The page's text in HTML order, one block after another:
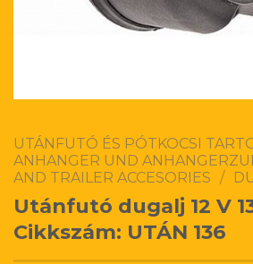
UTÁNFUTÓ ÉS PÓTKOCSI
ANHANGER UND
AND TRAILER ACCESORIES /
Utánfutó dugalj 12 V
Cikkszám: UTÁN 136